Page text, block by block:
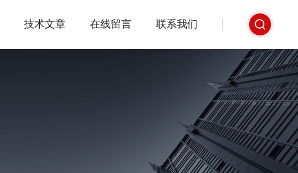
技术文章 在线留言 联系我们